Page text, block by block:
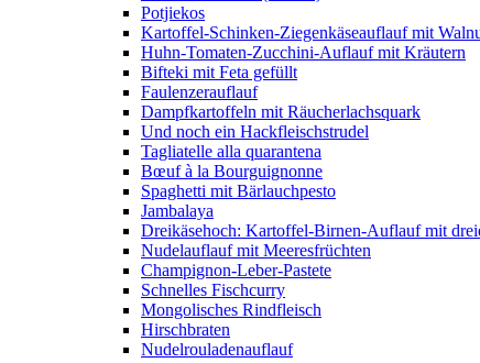
Potjiekos
Kartoffel-Schinken-Ziegenkäseauflauf mit
Huhn-Tomaten-Zucchini-Auflauf mit Kräutern
Bifteki mit Feta gefüllt
Faulenzerauflauf
Dampfkartoffeln mit Räucherlachsquark
Und noch ein Hackfleischstrudel
Tagliatelle alla quarantena
Bœuf à la Bourguignonne
Spaghetti mit Bärlauchpesto
Jambalaya
Dreikäsehoch: Kartoffel-Birnen-Auflauf mit
Nudelauflauf mit Meeresfrüchten
Champignon-Leber-Pastete
Schnelles Fischcurry
Mongolisches Rindfleisch
Hirschbraten
Nudelrouladenauflauf